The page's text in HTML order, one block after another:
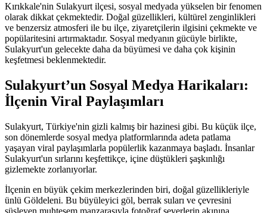
Kırıkkale'nin Sulakyurt ilçesi, sosyal medyada yükselen bir fenomen
olarak dikkat çekmektedir. Doğal güzellikleri, kültürel zenginlikleri
ve benzersiz atmosferi ile bu ilçe, ziyaretçilerin ilgisini çekmekte ve
popülaritesini artırmaktadır. Sosyal medyanın gücüyle birlikte,
Sulakyurt'un gelecekte daha da büyümesi ve daha çok kişinin
keşfetmesi beklenmektedir.
Sulakyurt’un Sosyal Medya Harikaları:
İlçenin Viral Paylaşımları
Sulakyurt, Türkiye'nin gizli kalmış bir hazinesi gibi. Bu küçük ilçe,
son dönemlerde sosyal medya platformlarında adeta patlama
yaşayan viral paylaşımlarla popülerlik kazanmaya başladı. İnsanlar
Sulakyurt'un sırlarını keşfettikçe, içine düştükleri şaşkınlığı
gizlemekte zorlanıyorlar.
İlçenin en büyük çekim merkezlerinden biri, doğal güzellikleriyle
ünlü Göldeleni. Bu büyüleyici göl, berrak suları ve çevresini
süsleyen muhteşem manzarasıyla fotoğraf severlerin akınına